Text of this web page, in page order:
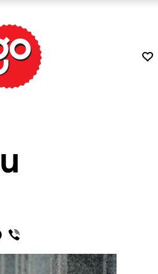
is the Wine – Какво